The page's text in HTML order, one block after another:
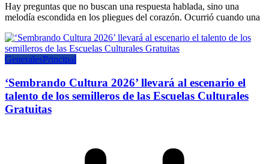
Hay preguntas que no buscan una respuesta hablada, sino una
melodía escondida en los pliegues del corazón. Ocurrió cuando una
GeneralesPrincipal
‘Sembrando Cultura 2026’ llevará al escenario el
talento de los semilleros de las Escuelas Culturales
Gratuitas